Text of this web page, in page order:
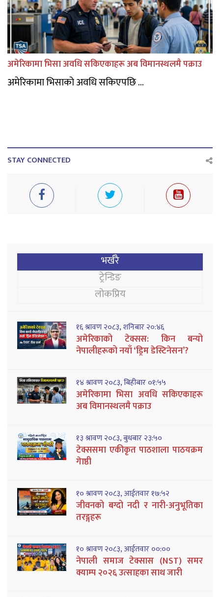
अमेरिकामा भिसा अवधि सकिएकाहरू अब विमानस्थलमै पक्राउ
अमेरिकामा भिसाको अवधि सकिएपछि ...
STAY CONNECTED
भर्खरै
ट्रेन्डिङ
लोकप्रिय
१६ श्रावण २०८३, शनिबार २०:४६
अमेरिकाको टेक्सस: किन बन्यो
नेपालीहरूको नयाँ ‘ड्रिम डेस्टिनेसन’?
१४ श्रावण २०८३, बिहीबार ०१:५५
अमेरिकामा भिसा अवधि सकिएकाहरू
अब विमानस्थलमै पक्राउ
१३ श्रावण २०८३, बुधबार २३:५०
टेक्ससमा एकीकृत पाठशाला पाठयक्रम
गेाष्ठी
१० श्रावण २०८३, आईतवार १७:५२
जीवनको बग्दो नदी र नारी-अनुभूतिका
तरङ्गहरू
१० श्रावण २०८३, आईतवार ००:००
नेपाली समाज टेक्सास (NST) समर
क्याम्प २०२६ उत्साहका साथ जारी